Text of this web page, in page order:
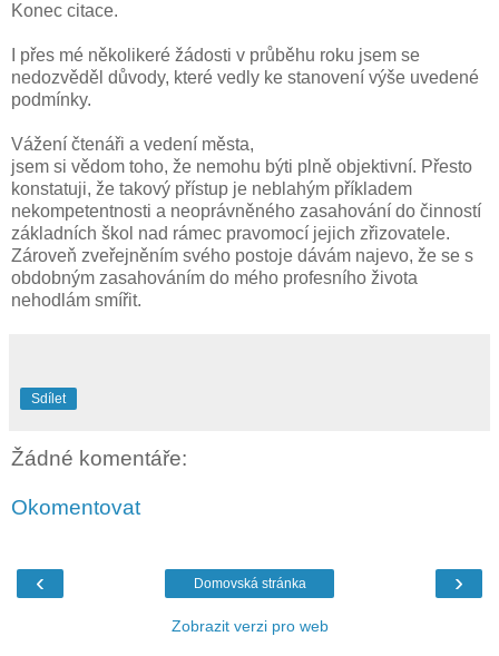
Konec citace.
I přes mé několikeré žádosti v průběhu roku jsem se
nedozvěděl důvody, které vedly ke stanovení výše uvedené
podmínky.
Vážení čtenáři a vedení města,
jsem si vědom toho, že nemohu býti plně objektivní. Přesto
konstatuji, že takový přístup je neblahým příkladem
nekompetentnosti a neoprávněného zasahování do činností
základních škol nad rámec pravomocí jejich zřizovatele.
Zároveň zveřejněním svého postoje dávám najevo, že se s
obdobným zasahováním do mého profesního života
nehodlám smířit.
Sdílet
Žádné komentáře:
Okomentovat
‹ ›
Domovská stránka
Zobrazit verzi pro web